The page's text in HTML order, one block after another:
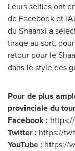
Leurs selfies ont
de Facebook et
du Shaanxi a
tirage au sort,
retour pour le
dans le style des
Pour de plus
provinciale du
Facebook :
Twitter : https://
YouTube : https://